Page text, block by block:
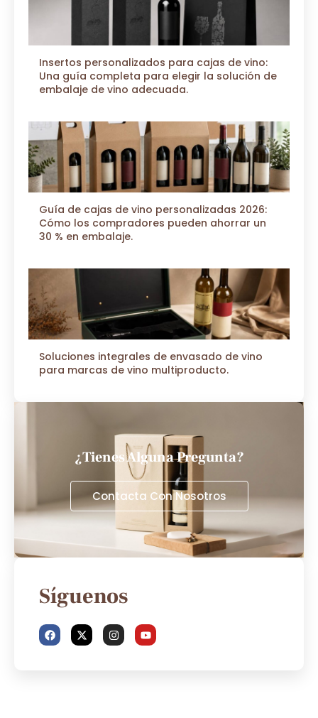
Insertos personalizados para cajas de vino:
Una guía completa para elegir la solución de
embalaje de vino adecuada.
Guía de cajas de vino personalizadas 2026:
Cómo los compradores pueden ahorrar un
30 % en embalaje.
Soluciones integrales de envasado de vino
para marcas de vino multiproducto.
¿Tienes Alguna Pregunta?
Contacta Con Nosotros
Síguenos